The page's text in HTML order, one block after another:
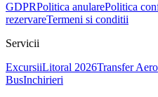
GDPRPolitica anularePolitica
rezervareTermeni si conditii
Servicii
ExcursiiLitoral 2026Transfer
BusInchirieri